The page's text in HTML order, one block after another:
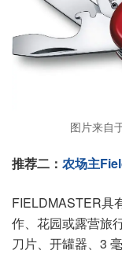
图片来自
推荐二： 农场主
FIELDMASTER具
作、花园或露营旅
刀片、开罐器、3